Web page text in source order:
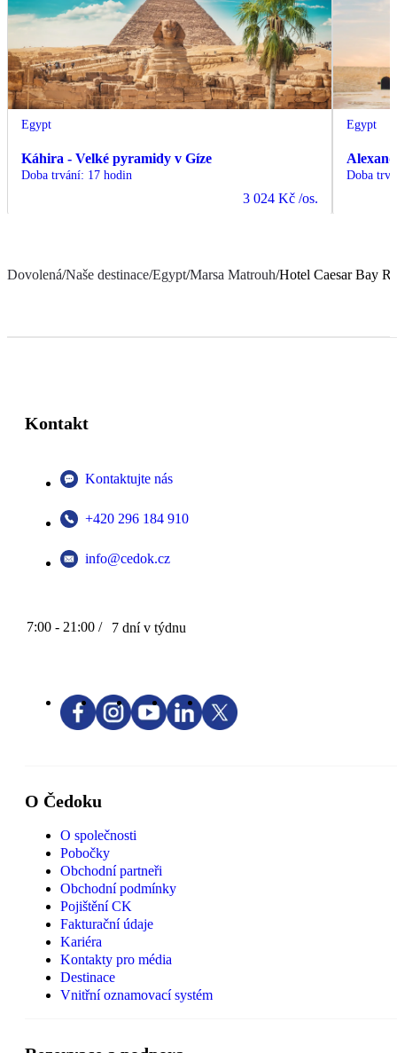
Egypt
Káhira - Velké pyramidy v Gíze
Doba trvání: 17 hodin
3 024 Kč /os.
Egypt
Doba
Dovolená/Naše destinace/Egypt/Marsa Matrouh/Hotel Caesar Bay
Kontakt
Kontaktujte nás
+420 296 184 910
info@cedok.cz
7:00 - 21:00 / 7 dní v týdnu
O Čedoku
O společnosti
Pobočky
Obchodní partneři
Obchodní podmínky
Pojištění CK
Fakturační údaje
Kariéra
Kontakty pro média
Destinace
Vnitřní oznamovací systém